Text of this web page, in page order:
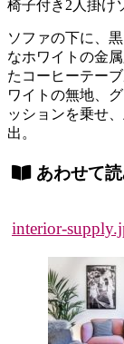
椅子付き2人掛け
ソファの下に、
なホワイトの金
たコーヒーテー
ワイトの無地、
ッションを乗せ
出。
あわせて
interior-